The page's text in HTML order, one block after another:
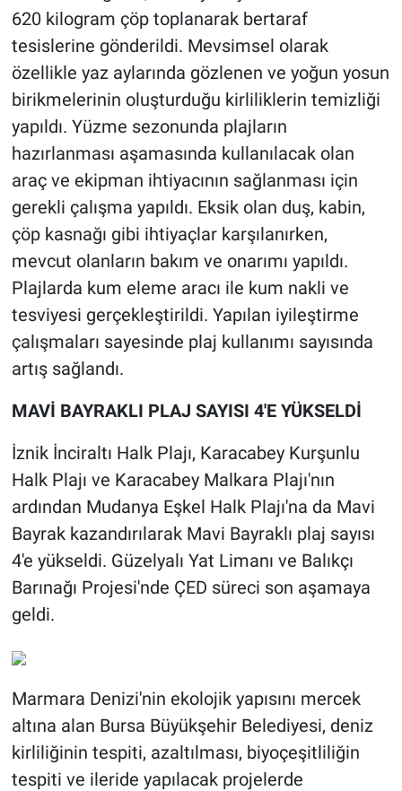
620 kilogram çöp toplanarak bertaraf
tesislerine gönderildi. Mevsimsel olarak
özellikle yaz aylarında gözlenen ve yoğun yosun
birikmelerinin oluşturduğu kirliliklerin temizliği
yapıldı. Yüzme sezonunda plajların
hazırlanması aşamasında kullanılacak olan
araç ve ekipman ihtiyacının sağlanması için
gerekli çalışma yapıldı. Eksik olan duş, kabin,
çöp kasnağı gibi ihtiyaçlar karşılanırken,
mevcut olanların bakım ve onarımı yapıldı.
Plajlarda kum eleme aracı ile kum nakli ve
tesviyesi gerçekleştirildi. Yapılan iyileştirme
çalışmaları sayesinde plaj kullanımı sayısında
artış sağlandı.
MAVİ BAYRAKLI PLAJ SAYISI 4'E YÜKSELDİ
İznik İnciraltı Halk Plajı, Karacabey Kurşunlu
Halk Plajı ve Karacabey Malkara Plajı'nın
ardından Mudanya Eşkel Halk Plajı'na da Mavi
Bayrak kazandırılarak Mavi Bayraklı plaj sayısı
4'e yükseldi. Güzelyalı Yat Limanı ve Balıkçı
Barınağı Projesi'nde ÇED süreci son aşamaya
geldi.
Marmara Denizi'nin ekolojik yapısını mercek
altına alan Bursa Büyükşehir Belediyesi, deniz
kirliliğinin tespiti, azaltılması, biyoçeşitliliğin
tespiti ve ileride yapılacak projelerde